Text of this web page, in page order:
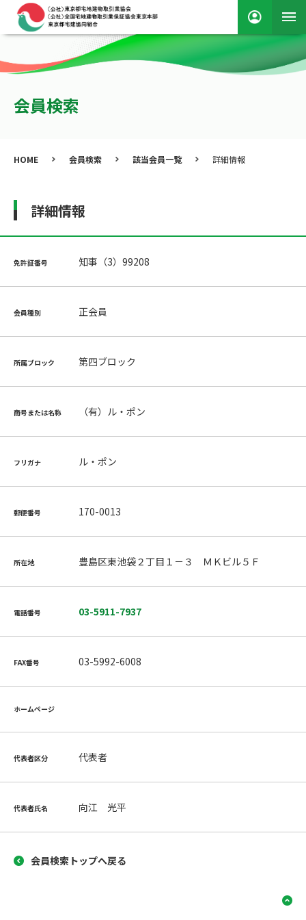
会員検索
HOME 会員検索 該当会員一覧 詳細情報
詳細情報
免許証番号 知事（3）99208
会員種別 正会員
所属ブロック 第四ブロック
商号または名称 （有）ル・ポン
フリガナ ル・ポン
郵便番号 170-0013
所在地 豊島区東池袋２丁目１－３ ＭＫビル５Ｆ
電話番号 03-5911-7937
FAX番号 03-5992-6008
ホームページ
代表者区分 代表者
代表者氏名 向江 光平
会員検索トップへ戻る